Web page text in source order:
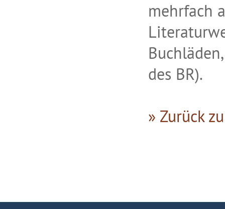
mehrfach
des BR).
» Zurück